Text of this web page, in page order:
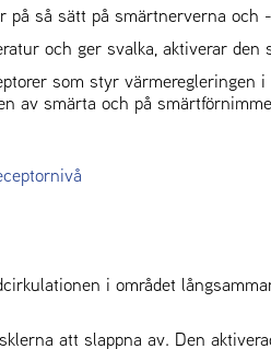
på så sätt på smärtnerverna och
och ger svalka, aktiverar den
som styr värmeregleringen i
av smärta och på
i området
att slappna av. Den